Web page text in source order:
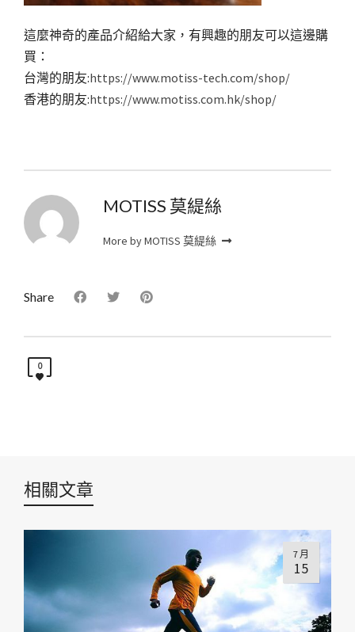
這麼神奇的產品介紹給大家，有興趣的朋友可以這邊購
買：
台灣的朋友:https://www.motiss-tech.com/shop/
香港的朋友:https://www.motiss.com.hk/shop/
MOTISS 莫緹絲
More by MOTISS 莫緹絲
Share
0
相關文章
7 月
15